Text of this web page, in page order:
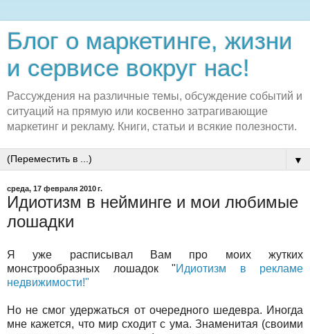
Блог о маркетинге, жизни
и сервисе вокруг нас!
Рассуждения на различные темы, обсуждение событий и
ситуаций на прямую или косвенно затрагивающие
маркетинг и рекламу. Книги, статьи и всякие полезности.
▼
среда, 17 февраля 2010 г.
Идиотизм в нейминге и мои любимые
лошадки
Я уже расписывал Вам про моих жутких
монстрообразных лошадок "Идиотизм в рекламе
недвижимости!"
Но не смог удержаться от очередного шедевра. Иногда
мне кажется, что мир сходит с ума. Знаменитая (своими